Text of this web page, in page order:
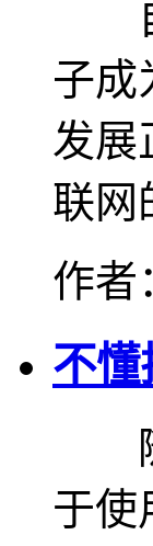
自
子成
发展
联网
作者
不懂
随
于使